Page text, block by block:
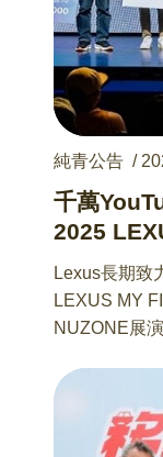
純青公告 /
千萬
2025
Z世代的
Lexus長期致
LEXUS MY
NUZONE展
YouTuber兼
結合空翻的
場氣氛。